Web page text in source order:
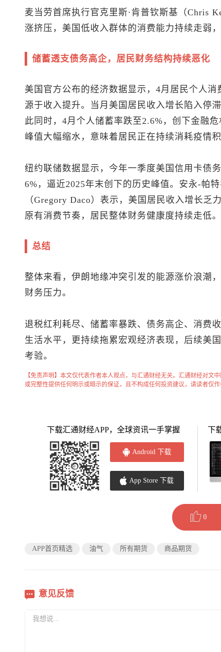
麦当劳首席执行官克里斯·肯普钦斯基（Chris
涨挤压，美国低收入群体的消费能力持续走弱
储蓄透支债务高企，居民财务结构持续恶化
美国官方公布的经济数据显示，4月居民个人
源于收入提升。当月美国居民收入增长陷入停
此同时，4月个人储蓄率跌至2.6%，创下金融
峰值大幅缩水，意味着居民正在持续消耗疫情
纽约联储数据显示，今年一季度美国信用卡债
6%，逼近2025年末创下的历史峰值。安永-帕
（Gregory Daco）表示，美国居民收入增长乏
原有消费节奏，居民整体财务健康度持续走低。
总结
整体来看，伊朗地缘冲突引发的能源涨价浪潮
财务压力。
退税红利耗尽、储蓄率暴跌、债务高企、消费
生活水平，更持续拖累宏观经济表现，后续美
考验。
【免责声明】本文仅代表作者本人观点，与汇通财经无关。汇通财经对文
或完整性提供任何明示或暗示的保证，且不构成任何投资建议，请读者仅
下载汇通财经APP，全球资讯一手掌握
Android 下载
App Store 下载
下
0
APP首页精选 油气 所有期货 商品期货
意见反馈